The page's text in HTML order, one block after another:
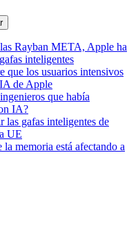
Rayban META, Apple ha
inteligentes
que los usuarios intensivos
de Apple
que había
IA?
las gafas inteligentes de
UE
memoria está afectando a